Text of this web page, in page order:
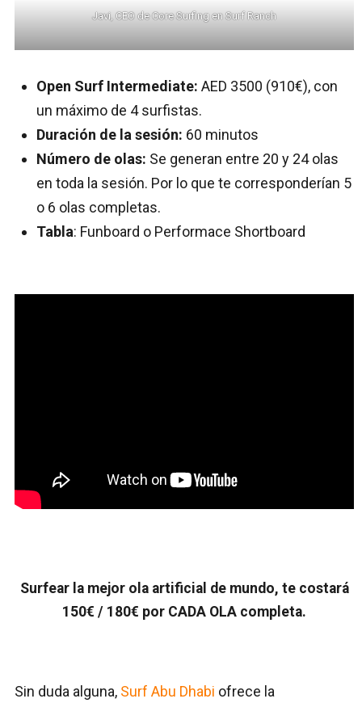
Javi, CEO de Core Surfing en Surf Ranch
Open Surf Intermediate: AED 3500 (910€), con
un máximo de 4 surfistas.
Duración de la sesión: 60 minutos
Número de olas: Se generan entre 20 y 24 olas
en toda la sesión. Por lo que te corresponderían 5
o 6 olas completas.
Tabla: Funboard o Performace Shortboard
Surfear la mejor ola artificial de mundo, te costará
150€ / 180€ por CADA OLA completa.
Sin duda alguna, Surf Abu Dhabi ofrece la